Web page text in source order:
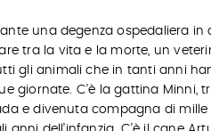
una degenza ospedaliera in
tra la vita e la morte, un
gli animali che in tanti anni
giornate. C’è la gattina Minni,
e divenuta compagna di mille